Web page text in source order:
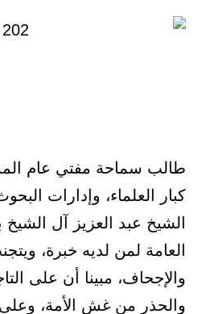
طالب سماحة مفتي عام
كبار العلماء، وإدارات
الشيخ عبد العزيز آل الشيخ
العامة لمن لديه خبرة،
والإجحاف، مبينا أن على
والحذر من غش الأمة،